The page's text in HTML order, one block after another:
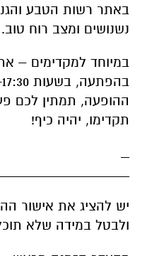
ההופעה, תמתין לכם
_
ולבטל במידה שלא
ותהיה על בסיס מקום